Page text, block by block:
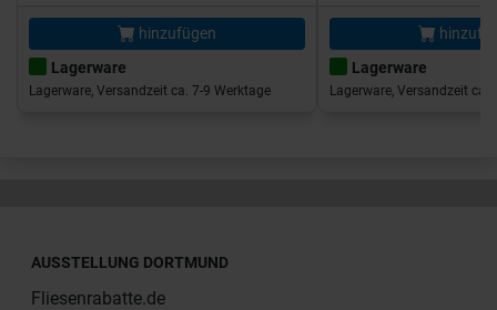
hinzufügen
Lagerware
Lagerware, Versandzeit ca. 7-9 Werktage
Lagerware
Lagerware, Versandzeit ca.
AUSSTELLUNG DORTMUND
Fliesenrabatte.de